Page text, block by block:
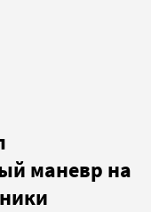
маневр на